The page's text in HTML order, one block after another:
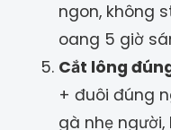
ngon, không
oang 5 giờ
Cắt lông
+ đuôi đúng
gà nhẹ